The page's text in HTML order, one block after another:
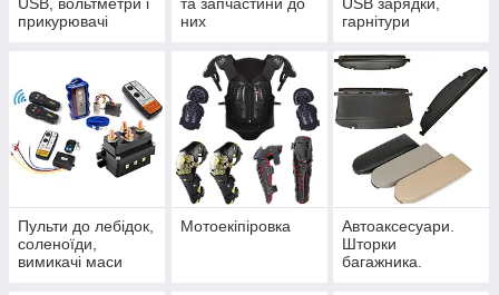
прикурювачі
них
гарнітури
Пульти до лебідок,
соленоїди,
вимикачі маси
Мотоекіпіровка
Автоаксесуари.
Шторки
багажника.